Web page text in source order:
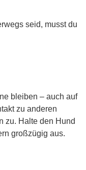
seid, musst du
bleiben – auch auf
zu anderen
zu. Halte den Hund
großzügig aus.